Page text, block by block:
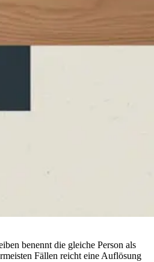
benennt die gleiche Person als
Fällen reicht eine Auflösung